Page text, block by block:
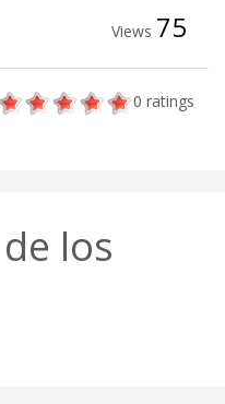
Views 75
0 ratings
los